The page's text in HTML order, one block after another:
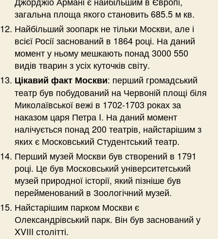
загальна площа якого становить 685.5 м кв.
Найбільший зоопарк не тільки Москви, але і
всієї Росії заснований в 1864 році. На даний
момент у ньому мешкають понад 3000 550
видів тварин з усіх куточків світу.
Цікавий факт Москви: перший громадський
театр був побудований на Червоній площі біля
Миколаївської вежі в 1702-1703 роках за
наказом царя Петра I. На даний момент
налічується понад 200 театрів, найстарішим з
яких є Московський Студентський театр.
Перший музей Москви був створений в 1791
році. Це був Московський університетський
музей природної історії, який пізніше був
перейменований в Зоологічний музей.
Найстарішим парком Москви є
Олександрівський парк. Він був заснований у
XVIII столітті.